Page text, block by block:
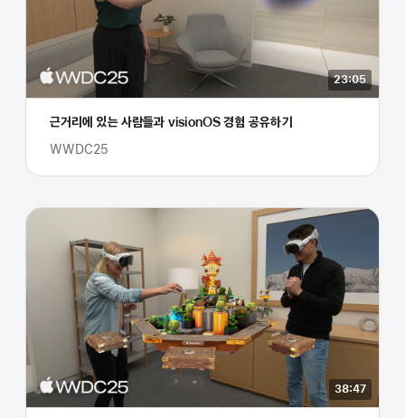
23:05
근거리에 있는 사람들과 visionOS 경험 공유하기
WWDC25
38:47